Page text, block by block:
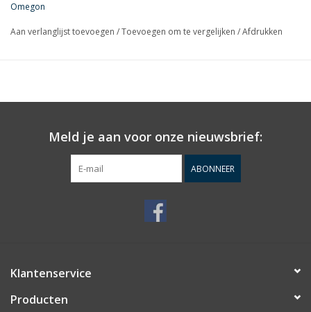
dan het sterkst en kan snel onaangenaam worden.
Omegon
Aan verlanglijst toevoegen /Toevoegen om te vergelijken /Afdrukken
Meld je aan voor onze nieuwsbrief:
ABONNEER
Klantenservice
Producten